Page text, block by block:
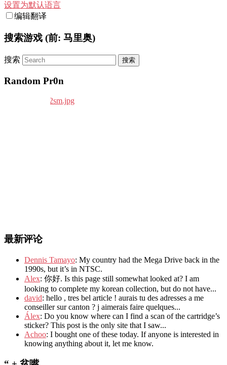
设置为默认语言
编辑翻译
搜索游戏 (前: 马里奥)
搜索
Random Pr0n
最新评论
Dennis Tamayo: My country had the Mega Drive back in the
1990s, but it’s in NTSC.
Alex: 你好. Is this page still somewhat looked at? I am
looking to complete my korean collection, but do not have...
david: hello , tres bel article ! aurais tu des adresses a me
conseiller sur canton ? j aimerais faire quelques...
Álex: Do you know where can I find a scan of the cartridge’s
sticker? This post is the only site that I saw...
Achoo: I bought one of these today. If anyone is interested in
knowing anything about it, let me know.